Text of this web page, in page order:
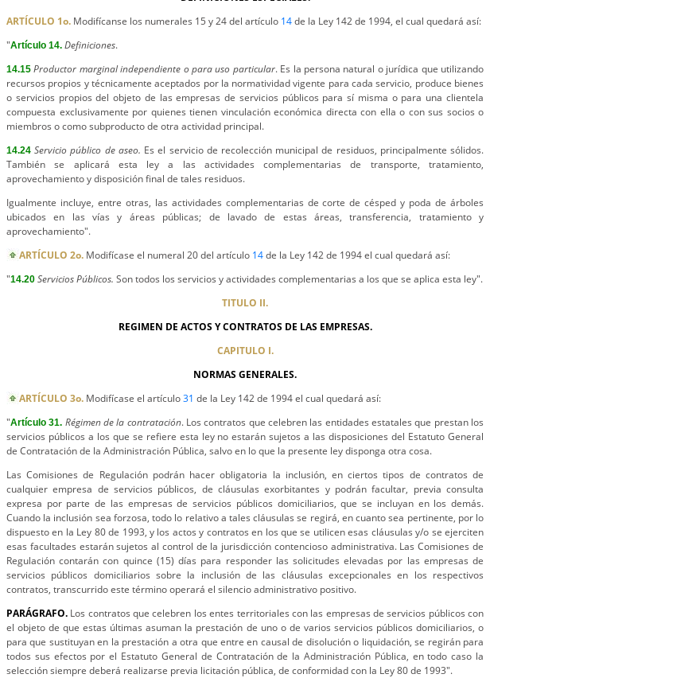
ARTÍCULO 1o. Modifícanse los numerales 15 y 24 del artículo 14de la Ley 142 de 1994, el cual quedará así:
"Artículo 14. Definiciones.
14.15 Productor marginal independiente o para uso particular. Es la persona natural o jurídica que utilizando
recursos propios y técnicamente aceptados por la normatividad vigente para cada servicio, produce bienes
o servicios propios del objeto de las empresas de servicios públicos para sí misma o para una clientela
compuesta exclusivamente por quienes tienen vinculación económica directa con ella o con sus socios o
miembros o como subproducto de otra actividad principal.
14.24 Servicio público de aseo. Es el servicio de recolección municipal de residuos, principalmente sólidos.
También se aplicará esta ley a las actividades complementarias de transporte, tratamiento,
aprovechamiento y disposición final de tales residuos.
Igualmente incluye, entre otras, las actividades complementarias de corte de césped y poda de árboles
ubicados en las vías y áreas públicas; de lavado de estas áreas, transferencia, tratamiento y
aprovechamiento".
ARTÍCULO 2o. Modifícase el numeral 20 del artículo 14de la Ley 142 de 1994 el cual quedará así:
"14.20 Servicios Públicos. Son todos los servicios y actividades complementarias a los que se aplica esta ley".
TITULO II.
REGIMEN DE ACTOS Y CONTRATOS DE LAS EMPRESAS.
CAPITULO I.
NORMAS GENERALES.
ARTÍCULO 3o. Modifícase el artículo31 de la Ley 142 de 1994 el cual quedará así:
"Artículo 31. Régimen de la contratación. Los contratos que celebren las entidades estatales que prestan los
servicios públicos a los que se refiere esta ley no estarán sujetos a las disposiciones del Estatuto General
de Contratación de la Administración Pública, salvo en lo que la presente ley disponga otra cosa.
Las Comisiones de Regulación podrán hacer obligatoria la inclusión, en ciertos tipos de contratos de
cualquier empresa de servicios públicos, de cláusulas exorbitantes y podrán facultar, previa consulta
expresa por parte de las empresas de servicios públicos domiciliarios, que se incluyan en los demás.
Cuando la inclusión sea forzosa, todo lo relativo a tales cláusulas se regirá, en cuanto sea pertinente, por lo
dispuesto en la Ley 80 de 1993, y los actos y contratos en los que se utilicen esas cláusulas y/o se ejerciten
esas facultades estarán sujetos al control de la jurisdicción contencioso administrativa. Las Comisiones de
Regulación contarán con quince (15) días para responder las solicitudes elevadas por las empresas de
servicios públicos domiciliarios sobre la inclusión de las cláusulas excepcionales en los respectivos
contratos, transcurrido este término operará el silencio administrativo positivo.
PARÁGRAFO. Los contratos que celebren los entes territoriales con las empresas de servicios públicos con
el objeto de que estas últimas asuman la prestación de uno o de varios servicios públicos domiciliarios, o
para que sustituyan en la prestación a otra que entre en causal de disolución o liquidación, se regirán para
todos sus efectos por el Estatuto General de Contratación de la Administración Pública, en todo caso la
selección siempre deberá realizarse previa licitación pública, de conformidad con la Ley 80 de 1993".